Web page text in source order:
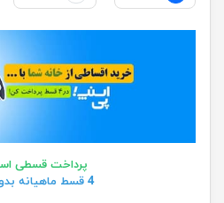
پرداخت قسطی
4 قسط ماهیانه بدون کارمزد